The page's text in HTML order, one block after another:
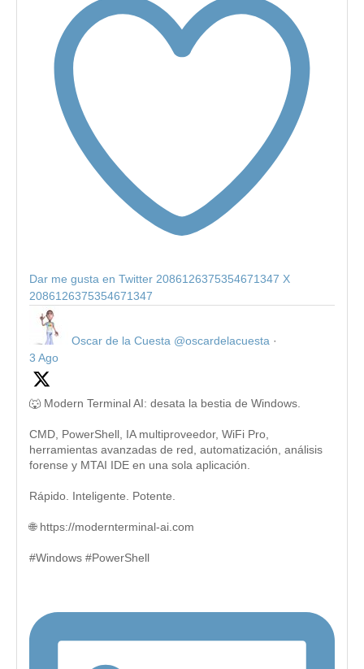
Dar me gusta en Twitter 2086126375354671347 X
2086126375354671347
Oscar de la Cuesta @oscardelacuesta ·
3 Ago
🐺 Modern Terminal AI: desata la bestia de Windows.
CMD, PowerShell, IA multiproveedor, WiFi Pro,
herramientas avanzadas de red, automatización, análisis
forense y MTAI IDE en una sola aplicación.
Rápido. Inteligente. Potente.
🌐 https://modernterminal-ai.com
#Windows #PowerShell